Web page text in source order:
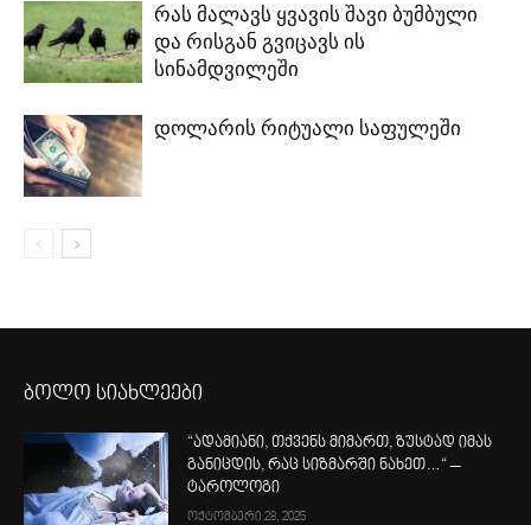
რას მალავს ყვავის შავი ბუმბული
და რისგან გვიცავს ის
სინამდვილეში
დოლარის რიტუალი საფულეში
ბოლო სიახლეები
“ადამიანი, თქვენს მიმართ, ზუსტად იმას
განიცდის, რაც სიზმარში ნახეთ…“ –
ტაროლოგი
ოქტომბერი 28, 2025